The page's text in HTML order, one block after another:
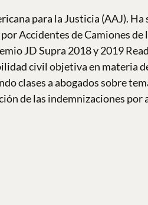
para la Justicia (AAJ).
Accidentes de Camiones de
JD Supra 2018 y 2019
civil objetiva en materia
clases a abogados sobre
de las indemnizaciones por